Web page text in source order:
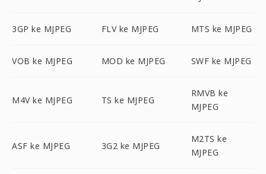
3GP ke MJPEG FLV ke MJPEG MTS ke MJPEG
VOB ke MJPEG MOD ke MJPEG SWF ke MJPEG
M4V ke MJPEG TS ke MJPEG
RMVB ke
MJPEG
ASF ke MJPEG 3G2 ke MJPEG
M2TS ke
MJPEG